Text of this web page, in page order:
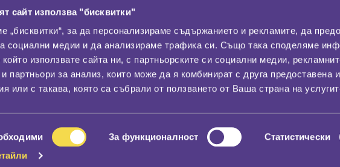
сайт използва "бисквитки"
„бисквитки“, за да персонализираме съдържанието и рекламите, да
социални медии и да анализираме трафика си. Също така споделяме
който използвате сайта ни, с партньорските си социални медии,
и партньори за анализ, които може да я комбинират с друга предоставена
или с такава, която са събрали от ползването от Ваша страна на
За функционалност Статистически
гуми
и плащане
за поверителност
Контакти
За нас
Гаранция